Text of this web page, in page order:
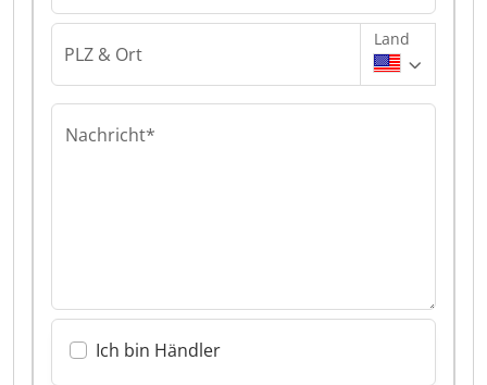
PLZ & Ort
Land
Nachricht*
Ich bin Händler